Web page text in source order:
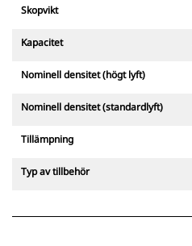
Skopvikt
Kapacitet
Nominell densitet (högt lyft)
Nominell densitet (standardlyft)
Tillämpning
Typ av tillbehör